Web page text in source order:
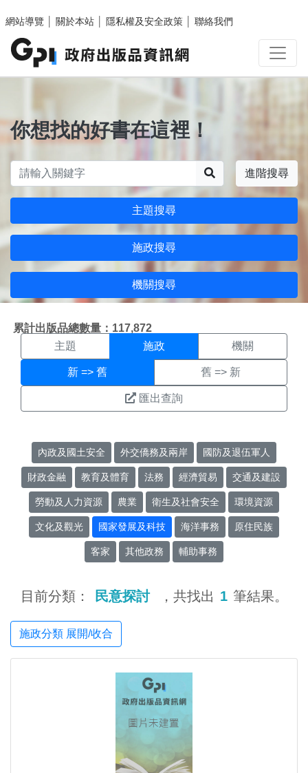
網站導覽
關於本站 隱私權及安全政策 聯絡我們
你想找的好書在這裡！
進階搜尋
主題搜尋
施政搜尋
機關搜尋
累計出版品總數量：117,872
施政搜尋結果頁面
主題 施政 機關
新 => 舊 舊 => 新
匯出查詢
內政及國土安全 外交僑務及兩岸 國防及退伍軍人
財政金融 教育及體育 法務 經濟貿易 交通及建設
勞動及人力資源 農業 衛生及社會安全 環境資源
文化及觀光 國家發展及科技 海洋事務 原住民族
客家 其他政務 輔助事務
目前分類： 民意探討 ，共找出 1 筆結果。
施政分類 展開/收合